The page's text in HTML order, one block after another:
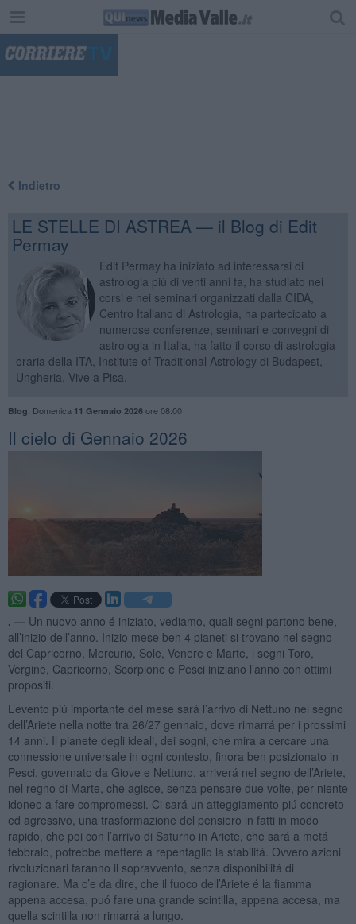
Indietro
LE STELLE DI ASTREA — il Blog di Edit
Permay
Edit Permay ha iniziato ad interessarsi di
astrologia più di venti anni fa, ha studiato nei
corsi e nei seminari organizzati dalla CIDA,
Centro Italiano di Astrologia, ha partecipato a
numerose conferenze, seminari e convegni di
astrologia in Italia, ha fatto il corso di astrologia
oraria della ITA, Institute of Traditional Astrology di Budapest,
Ungheria. Vive a Pisa.
Blog Domenica 11 Gennaio 2026ore 08:00
Il cielo di Gennaio 2026
. — Un nuovo anno é iniziato, vediamo, quali segni partono bene,
all’inizio dell’anno. Inizio mese ben 4 pianeti si trovano nel segno
del Capricorno, Mercurio, Sole, Venere e Marte, i segni Toro,
Vergine, Capricorno, Scorpione e Pesci iniziano l’anno con ottimi
propositi.
L’evento piú importante del mese sará l’arrivo di Nettuno nel segno
dell’Ariete nella notte tra 26/27 gennaio, dove rimarrá per i prossimi
14 anni. Il pianete degli ideali, dei sogni, che mira a cercare una
connessione universale in ogni contesto, finora ben posizionato in
Pesci, governato da Giove e Nettuno, arriverá nel segno dell’Ariete,
nel regno di Marte, che agisce, senza pensare due volte, per niente
idoneo a fare compromessi. Ci sará un atteggiamento piú concreto
ed agressivo, una trasformazione del pensiero in fatti in modo
rapido, che poi con l’arrivo di Saturno in Ariete, che sará a metá
febbraio, potrebbe mettere a repentaglio la stabilitá. Ovvero azioni
rivoluzionari faranno il sopravvento, senza disponibilitá di
ragionare. Ma c’e da dire, che il fuoco dell’Ariete é la fiamma
appena accesa, puó fare una grande scintilla, appena accesa, ma
quella scintilla non rimarrá a lungo.